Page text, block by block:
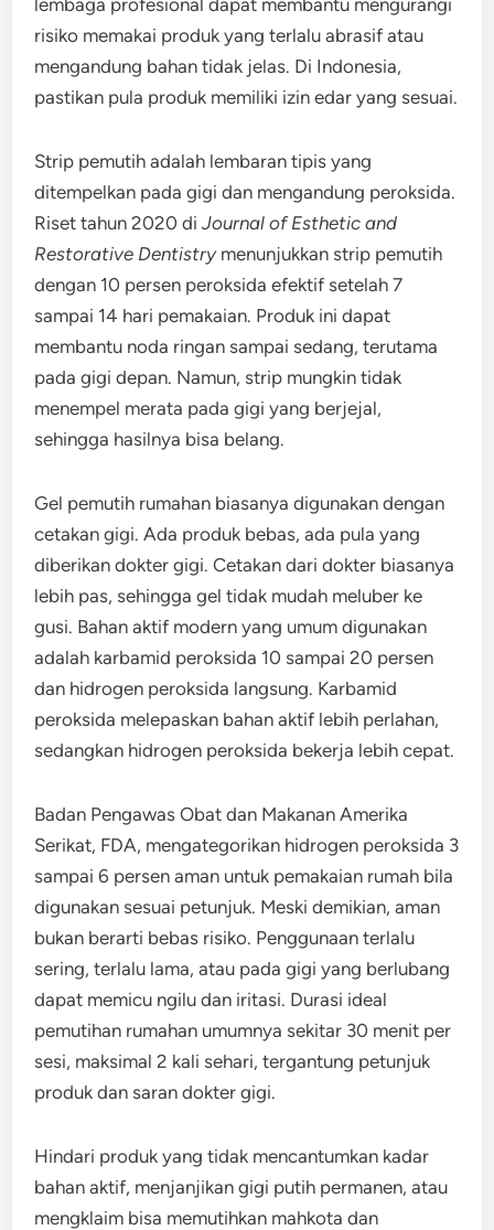
risiko memakai produk yang terlalu abrasif atau
mengandung bahan tidak jelas. Di Indonesia,
pastikan pula produk memiliki izin edar yang sesuai.
Strip pemutih adalah lembaran tipis yang
ditempelkan pada gigi dan mengandung peroksida.
Riset tahun 2020 diJournal of Esthetic and
Restorative Dentistrymenunjukkan strip pemutih
dengan 10 persen peroksida efektif setelah 7
sampai 14 hari pemakaian. Produk ini dapat
membantu noda ringan sampai sedang, terutama
pada gigi depan. Namun, strip mungkin tidak
menempel merata pada gigi yang berjejal,
sehingga hasilnya bisa belang.
Gel pemutih rumahan biasanya digunakan dengan
cetakan gigi. Ada produk bebas, ada pula yang
diberikan dokter gigi. Cetakan dari dokter biasanya
lebih pas, sehingga gel tidak mudah meluber ke
gusi. Bahan aktif modern yang umum digunakan
adalah karbamid peroksida 10 sampai 20 persen
dan hidrogen peroksida langsung. Karbamid
peroksida melepaskan bahan aktif lebih perlahan,
sedangkan hidrogen peroksida bekerja lebih cepat.
Badan Pengawas Obat dan Makanan Amerika
Serikat, FDA, mengategorikan hidrogen peroksida 3
sampai 6 persen aman untuk pemakaian rumah bila
digunakan sesuai petunjuk. Meski demikian, aman
bukan berarti bebas risiko. Penggunaan terlalu
sering, terlalu lama, atau pada gigi yang berlubang
dapat memicu ngilu dan iritasi. Durasi ideal
pemutihan rumahan umumnya sekitar 30 menit per
sesi, maksimal 2 kali sehari, tergantung petunjuk
produk dan saran dokter gigi.
Hindari produk yang tidak mencantumkan kadar
bahan aktif, menjanjikan gigi putih permanen, atau
mengklaim bisa memutihkan mahkota dan